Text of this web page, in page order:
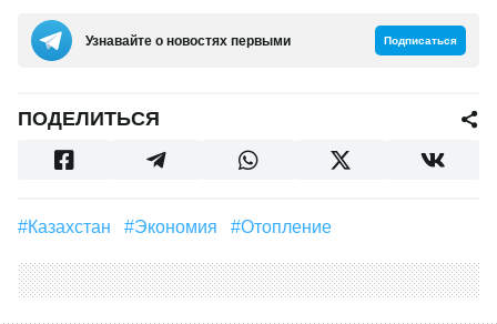
Узнавайте о новостях первыми Подписаться
ПОДЕЛИТЬСЯ
#Казахстан #экономия #Отопление